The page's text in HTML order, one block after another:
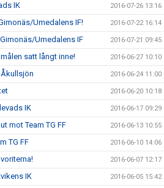
IK 2016-07-26 13:16
Umedalens IF! 2016-07-22 16:14
Umedalens IF 2016-07-21 09:45
satt långt inne! 2016-06-27 10:10
Åkullsjön 2016-06-24 11:00
2016-06-20 10:18
IK 2016-06-17 09:29
mot Team TG FF 2016-06-13 10:55
TG FF 2016-06-10 14:06
2016-06-07 12:17
IK 2016-06-05 15:42